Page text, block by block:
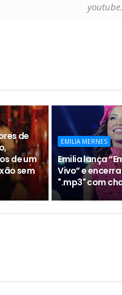
youtube.
de
de um
sem
EMILIA MERNES
Emilia lança
Vivo” e
".mp3" com